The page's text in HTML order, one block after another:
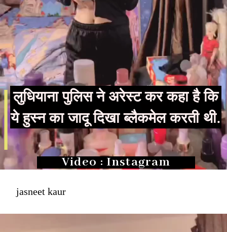
लुधियाना पुलिस ने अरेस्ट कर कहा है कि
ये हुस्न का जादू दिखा ब्लैकमेल करती थी.
Video : Instagram
jasneet kaur